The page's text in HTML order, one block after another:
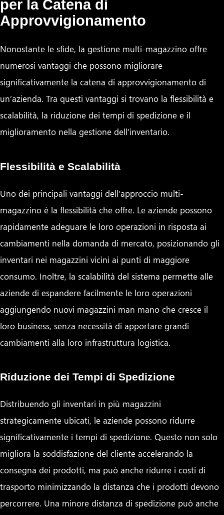
per la Catena di
Approvvigionamento
Nonostante le sfide, la gestione multi-magazzino offre
numerosi vantaggi che possono migliorare
significativamente la catena di approvvigionamento di
un’azienda. Tra questi vantaggi si trovano la flessibilità e
scalabilità, la riduzione dei tempi di spedizione e il
miglioramento nella gestione dell’inventario.
Flessibilità e Scalabilità
Uno dei principali vantaggi dell’approccio multi-
magazzino è la flessibilità che offre. Le aziende possono
rapidamente adeguare le loro operazioni in risposta ai
cambiamenti nella domanda di mercato, posizionando gli
inventari nei magazzini vicini ai punti di maggiore
consumo. Inoltre, la scalabilità del sistema permette alle
aziende di espandere facilmente le loro operazioni
aggiungendo nuovi magazzini man mano che cresce il
loro business, senza necessità di apportare grandi
cambiamenti alla loro infrastruttura logistica.
Riduzione dei Tempi di Spedizione
Distribuendo gli inventari in più magazzini
strategicamente ubicati, le aziende possono ridurre
significativamente i tempi di spedizione. Questo non solo
migliora la soddisfazione del cliente accelerando la
consegna dei prodotti, ma può anche ridurre i costi di
trasporto minimizzando la distanza che i prodotti devono
percorrere. Una minore distanza di spedizione può anche